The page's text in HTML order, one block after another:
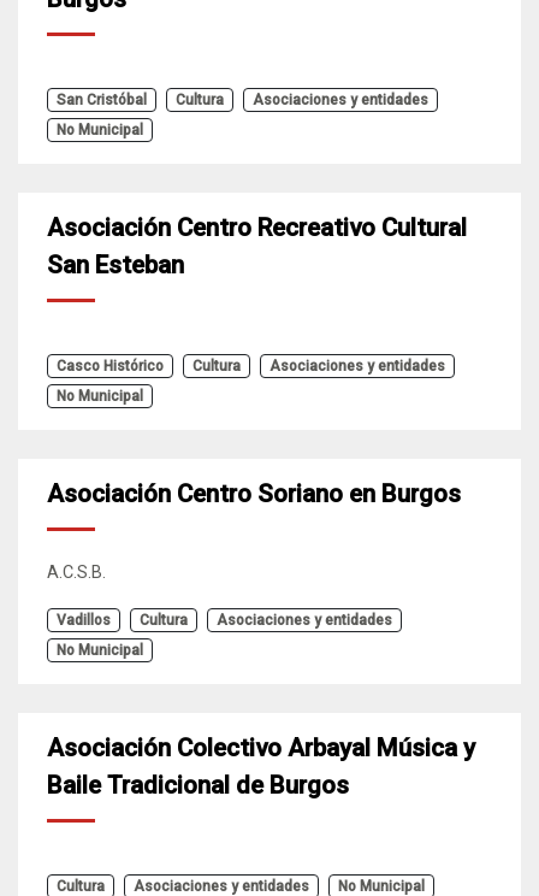
San Cristóbal Cultura
Asociaciones y entidades
No Municipal
Asociación Centro Recreativo Cultural
San Esteban
Casco Histórico Cultura
Asociaciones y entidades
No Municipal
Asociación Centro Soriano en Burgos
A.C.S.B.
Vadillos Cultura
Asociaciones y entidades
No Municipal
Asociación Colectivo Arbayal Música y
Baile Tradicional de Burgos
Cultura Asociaciones y entidades No Municipal